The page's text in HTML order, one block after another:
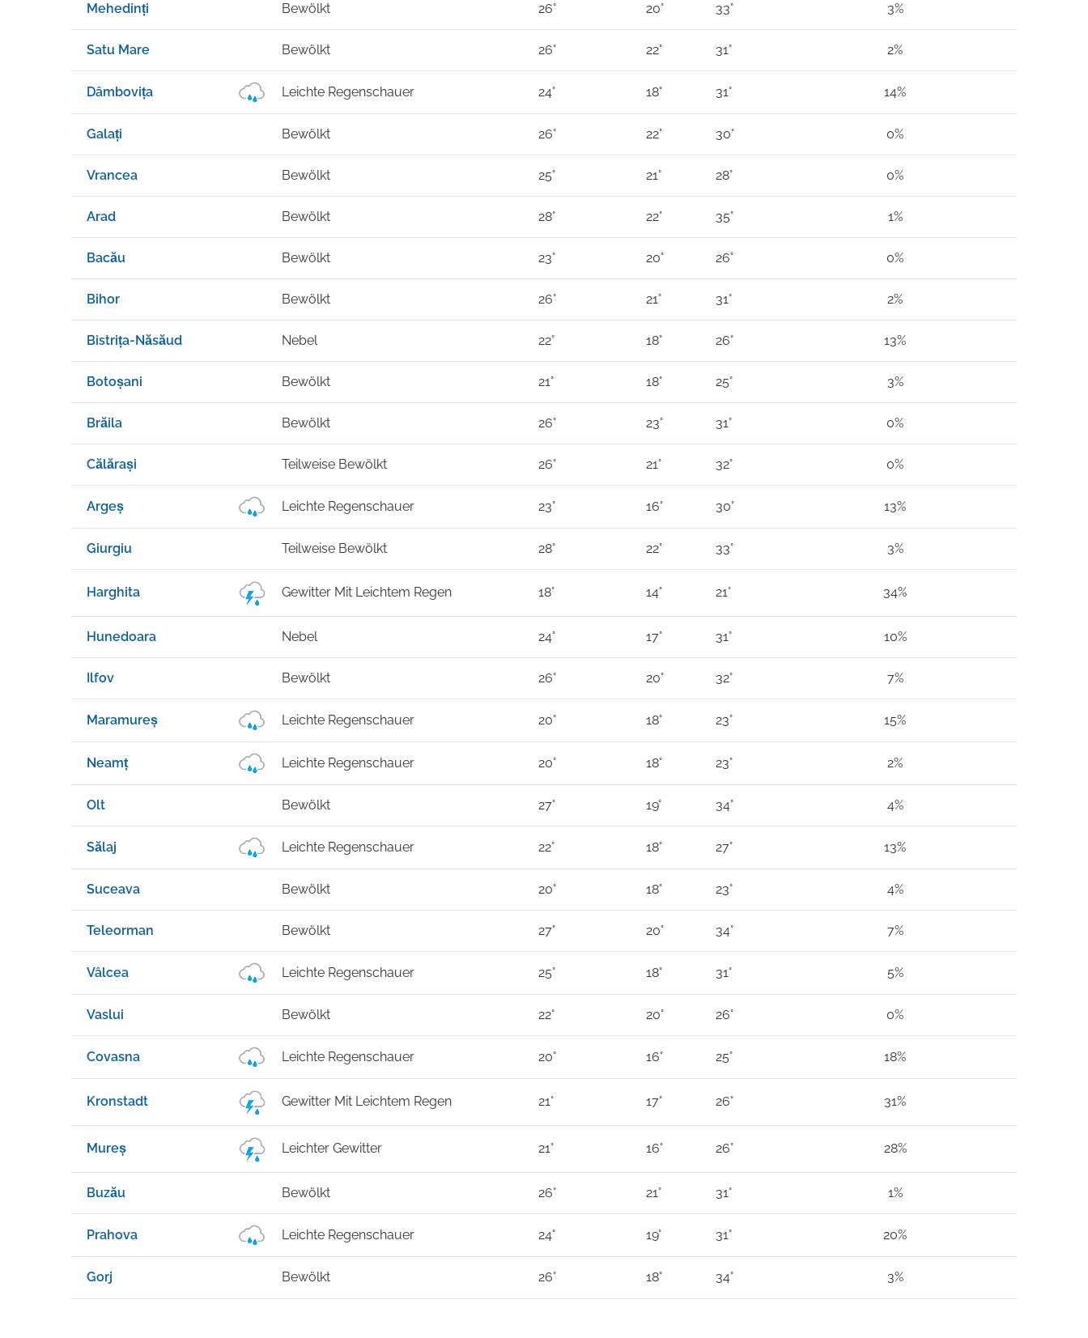
Mehedinți Bewölkt 26° 20° 33° 3%
Satu Mare Bewölkt 26° 22° 31° 2%
Dâmbovița Leichte Regenschauer 24° 18° 31° 14%
Galați Bewölkt 26° 22° 30° 0%
Vrancea Bewölkt 25° 21° 28° 0%
Arad Bewölkt 28° 22° 35° 1%
Bacău Bewölkt 23° 20° 26° 0%
Bihor Bewölkt 26° 21° 31° 2%
Bistrița-Năsăud Nebel 22° 18° 26° 13%
Botoșani Bewölkt 21° 18° 25° 3%
Brăila Bewölkt 26° 23° 31° 0%
Călărași Teilweise Bewölkt 26° 21° 32° 0%
Argeș Leichte Regenschauer 23° 16° 30° 13%
Giurgiu Teilweise Bewölkt 28° 22° 33° 3%
Harghita Gewitter Mit Leichtem Regen 18° 14° 21° 34%
Hunedoara Nebel 24° 17° 31° 10%
Ilfov Bewölkt 26° 20° 32° 7%
Maramureș Leichte Regenschauer 20° 18° 23° 15%
Neamț Leichte Regenschauer 20° 18° 23° 2%
Olt Bewölkt 27° 19° 34° 4%
Sălaj Leichte Regenschauer 22° 18° 27° 13%
Suceava Bewölkt 20° 18° 23° 4%
Teleorman Bewölkt 27° 20° 34° 7%
Vâlcea Leichte Regenschauer 25° 18° 31° 5%
Vaslui Bewölkt 22° 20° 26° 0%
Covasna Leichte Regenschauer 20° 16° 25° 18%
Kronstadt Gewitter Mit Leichtem Regen 21° 17° 26° 31%
Mureș Leichter Gewitter 21° 16° 26° 28%
Buzău Bewölkt 26° 21° 31° 1%
Prahova Leichte Regenschauer 24° 19° 31° 20%
Gorj Bewölkt 26° 18° 34° 3%